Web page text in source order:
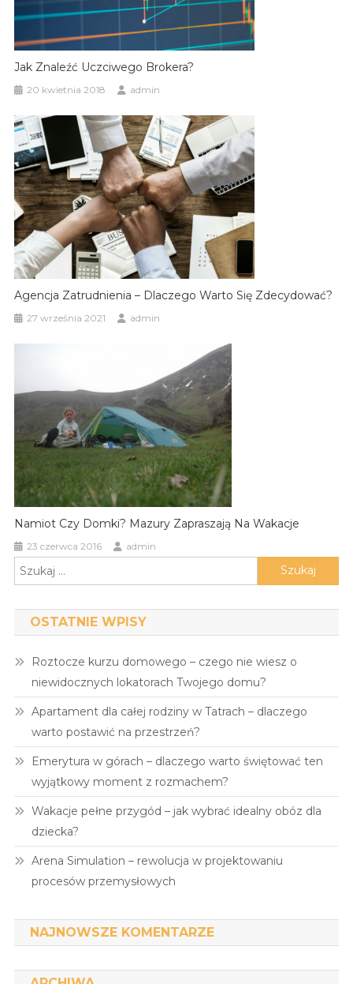
Jak Znaleźć Uczciwego Brokera?
20 kwietnia 2018 admin
Agencja Zatrudnienia – Dlaczego Warto Się Zdecydować?
27 września 2021 admin
Namiot Czy Domki? Mazury Zapraszają Na Wakacje
23 czerwca 2016 admin
Szukaj:
OSTATNIE WPISY
Roztocze kurzu domowego – czego nie wiesz o
niewidocznych lokatorach Twojego domu?
Apartament dla całej rodziny w Tatrach – dlaczego
warto postawić na przestrzeń?
Emerytura w górach – dlaczego warto świętować ten
wyjątkowy moment z rozmachem?
Wakacje pełne przygód – jak wybrać idealny obóz dla
dziecka?
Arena Simulation – rewolucja w projektowaniu
procesów przemysłowych
NAJNOWSZE KOMENTARZE